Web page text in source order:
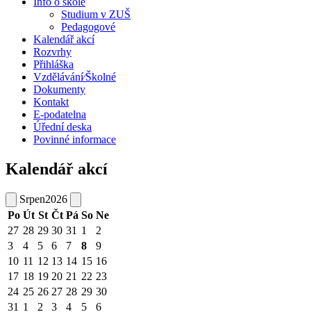
Studium v ZUŠ
Pedagogové
Kalendář akcí
Rozvrhy
Přihláška
Vzdělávání⁄Školné
Dokumenty
Kontakt
E-podatelna
Úřední deska
Povinné informace
Kalendář akcí
Srpen2026
Po Út St Čt Pá So Ne
27 28 29 30 31 1
2
3
4 5 6 7 8
9
10 11 12 13 14 15 16
17 18 19 20 21 22 23
24 25 26 27 28 29 30
31 1 2 3 4 5 6